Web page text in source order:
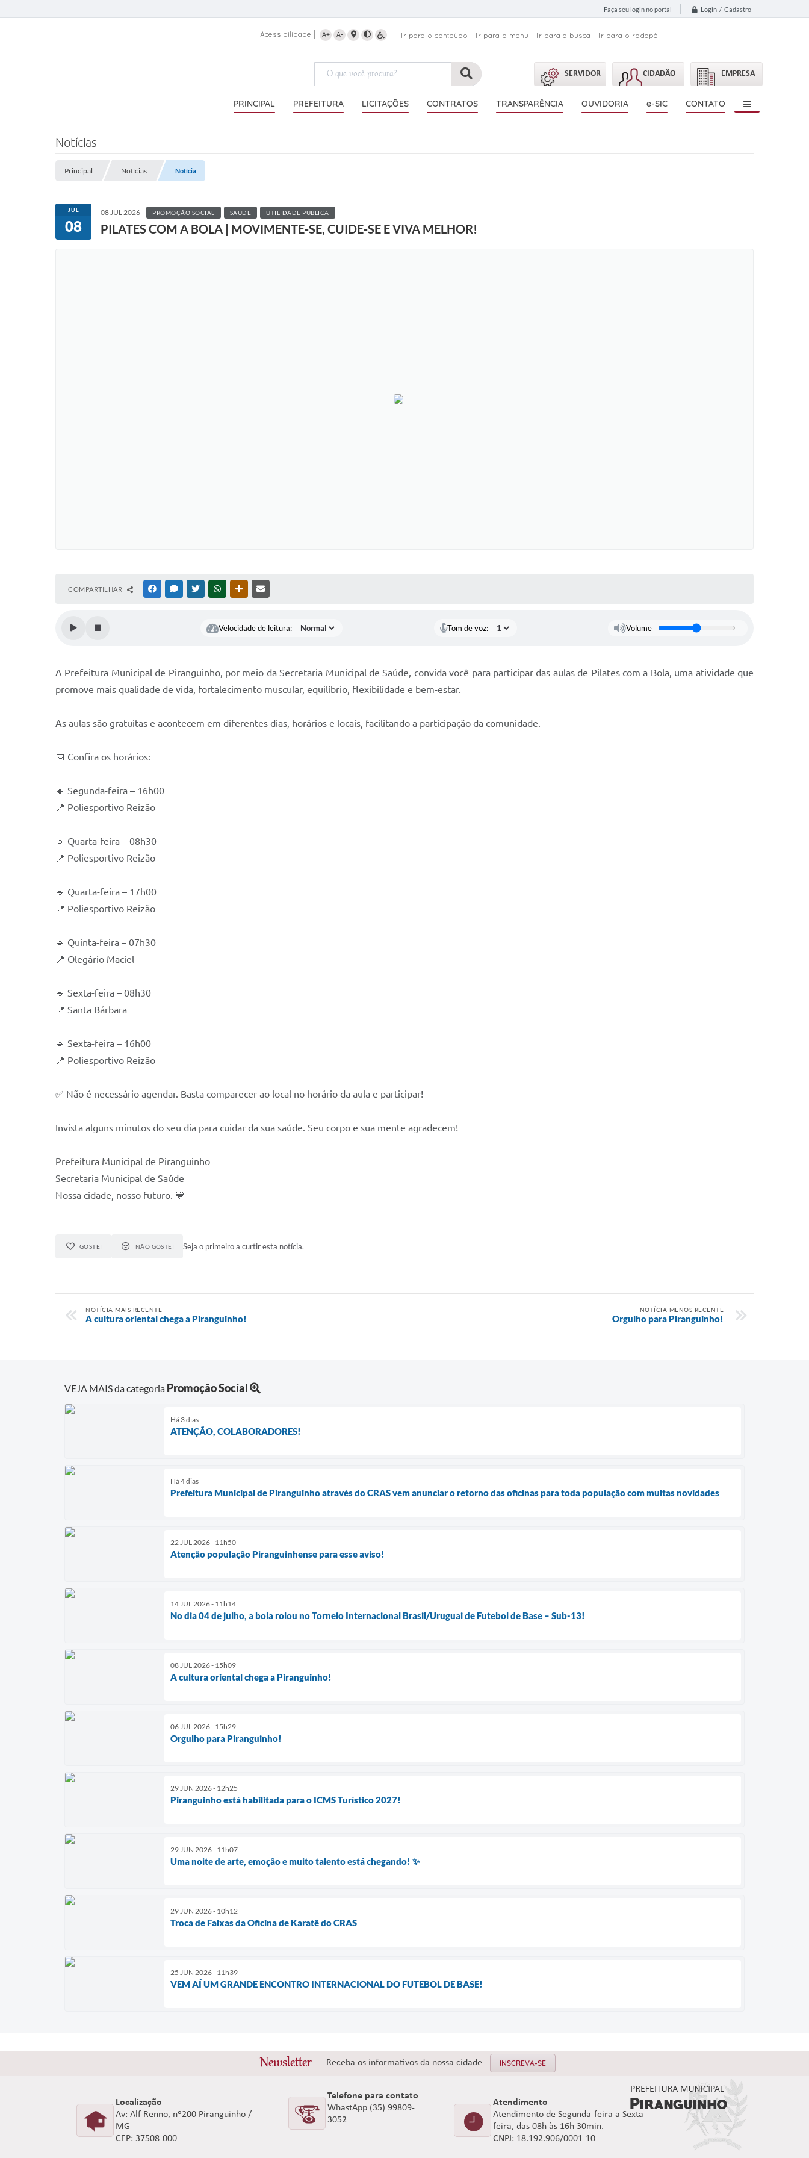
Faça seu login no portal Login / Cadastro
Acessibilidade A+ A- Ir para o conteúdo Ir para o menu Ir para a busca Ir para o rodapé
SERVIDOR CIDADÃO EMPRESA
PRINCIPAL PREFEITURA LICITAÇÕES CONTRATOS TRANSPARÊNCIA OUVIDORIA e-SIC CONTATO
Notícias
Principal Notícias Notícia
JUL
08
08 JUL 2026 PROMOÇÃO SOCIAL SAÚDE UTILIDADE PÚBLICA
PILATES COM A BOLA | MOVIMENTE-SE, CUIDE-SE E VIVA MELHOR!
COMPARTILHAR FACEBOOKMESSENGER
TWITTERWHATSAPPOUTRAS MÍDIAS
Velocidade de leitura: Tom de voz: Volume
A Prefeitura Municipal de Piranguinho, por meio da Secretaria Municipal de Saúde, convida você para participar das aulas de Pilates com a Bola, uma atividade que
promove mais qualidade de vida, fortalecimento muscular, equilíbrio, flexibilidade e bem-estar.
As aulas são gratuitas e acontecem em diferentes dias, horários e locais, facilitando a participação da comunidade.
📅 Confira os horários:
🔹 Segunda-feira – 16h00
📍 Poliesportivo Reizão
🔹 Quarta-feira – 08h30
📍 Poliesportivo Reizão
🔹 Quarta-feira – 17h00
📍 Poliesportivo Reizão
🔹 Quinta-feira – 07h30
📍 Olegário Maciel
🔹 Sexta-feira – 08h30
📍 Santa Bárbara
🔹 Sexta-feira – 16h00
📍 Poliesportivo Reizão
✅ Não é necessário agendar. Basta comparecer ao local no horário da aula e participar!
Invista alguns minutos do seu dia para cuidar da sua saúde. Seu corpo e sua mente agradecem!
Prefeitura Municipal de Piranguinho
Secretaria Municipal de Saúde
Nossa cidade, nosso futuro. 💙
GOSTEI NÃO GOSTEI Seja o primeiro a curtir esta notícia.
NOTÍCIA MAIS RECENTE
A cultura oriental chega a Piranguinho!
NOTÍCIA MENOS RECENTE
Orgulho para Piranguinho!
VEJA MAIS da categoria Promoção Social
Há 3 dias
ATENÇÃO, COLABORADORES!
Há 4 dias
Prefeitura Municipal de Piranguinho através do CRAS vem anunciar o retorno das oficinas para toda população com muitas novidades
22 JUL 2026 - 11h50
Atenção população Piranguinhense para esse aviso!
14 JUL 2026 - 11h14
No dia 04 de julho, a bola rolou no Torneio Internacional Brasil/Uruguai de Futebol de Base – Sub-13!
08 JUL 2026 - 15h09
A cultura oriental chega a Piranguinho!
06 JUL 2026 - 15h29
Orgulho para Piranguinho!
29 JUN 2026 - 12h25
Piranguinho está habilitada para o ICMS Turístico 2027!
29 JUN 2026 - 11h07
Uma noite de arte, emoção e muito talento está chegando! ✨
29 JUN 2026 - 10h12
Troca de Faixas da Oficina de Karatê do CRAS
25 JUN 2026 - 11h39
VEM AÍ UM GRANDE ENCONTRO INTERNACIONAL DO FUTEBOL DE BASE!
Newsletter Receba os informativos da nossa cidade INSCREVA-SE
Localização
Av: Alf Renno, nº200 Piranguinho /
MG
CEP: 37508-000
Telefone para contato
WhastApp (35) 99809-
3052
Atendimento
Atendimento de Segunda-feira a Sexta-
feira, das 08h às 16h 30min.
CNPJ: 18.192.906/0001-10